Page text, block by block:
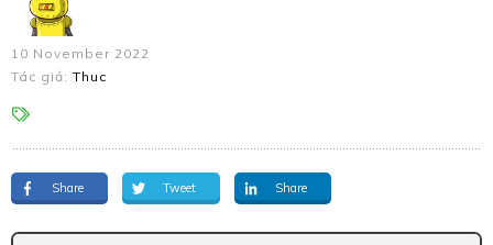
10 November 2022
Tác giả: Thuc
Share Tweet Share